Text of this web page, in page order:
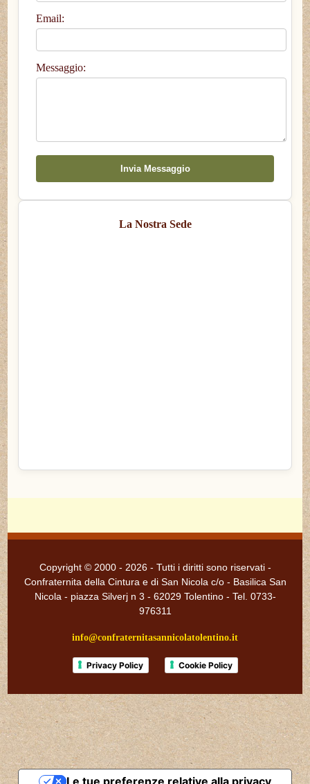
Email:
Messaggio:
Invia Messaggio
La Nostra Sede
Copyright © 2000 - 2026 - Tutti i diritti sono riservati -
Confraternita della Cintura e di San Nicola c/o - Basilica San
Nicola - piazza Silverj n 3 - 62029 Tolentino - Tel. 0733-
976311
info@confraternitasannicolatolentino.it
Privacy Policy Cookie Policy